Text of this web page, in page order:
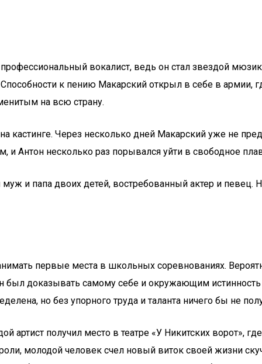
вокалист, ведь он стал звездой
Способности к пению Макарский открыл в себе в
на всю страну.
кастинге. Через несколько дней Макарский уже не
Антон несколько раз порывался уйти в свободное
муж и папа двоих детей, востребованный актер и
первые места в школьных соревнованиях.
был доказывать самому себе и окружающим
но без упорного труда и таланта ничего бы не
артист получил место в театре «У Никитских ворот»,
молодой человек счел новый виток своей жизни